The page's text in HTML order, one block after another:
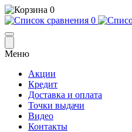
0
0
Меню
Акции
Кредит
Доставка и оплата
Точки выдачи
Видео
Контакты